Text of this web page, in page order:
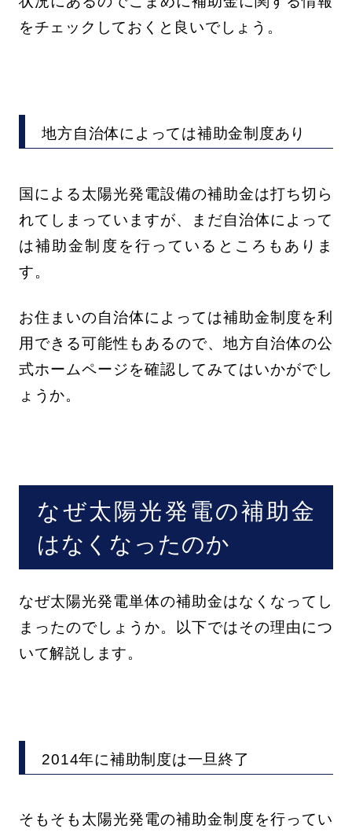
をチェックしておくと良いでしょう。
地方自治体によっては補助金制度あり
国による太陽光発電設備の補助金は打ち切ら
れてしまっていますが、まだ自治体によって
は補助金制度を行っているところもありま
す。
お住まいの自治体によっては補助金制度を利
用できる可能性もあるので、地方自治体の公
式ホームページを確認してみてはいかがでし
ょうか。
なぜ太陽光発電の補助金
はなくなったのか
なぜ太陽光発電単体の補助金はなくなってし
まったのでしょうか。以下ではその理由につ
いて解説します。
2014年に補助制度は一旦終了
そもそも太陽光発電の補助金制度を行ってい